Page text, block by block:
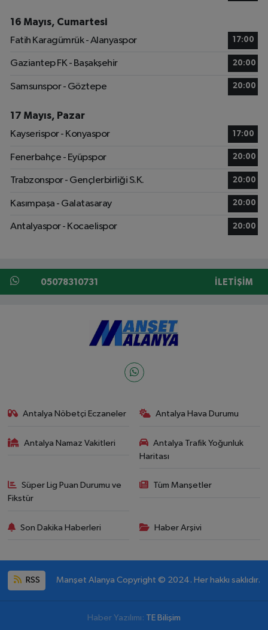
16 Mayıs, Cumartesi
Fatih Karagümrük - Alanyaspor
17:00
Gaziantep FK - Başakşehir 20:00
Samsunspor - Göztepe 20:00
17 Mayıs, Pazar
Kayserispor - Konyaspor
17:00
Fenerbahçe - Eyüpspor 20:00
Trabzonspor - Gençlerbirliği S.K. 20:00
Kasımpaşa - Galatasaray 20:00
Antalyaspor - Kocaelispor 20:00
05078310731 İLETIŞIM
Antalya Nöbetçi Eczaneler Antalya Hava Durumu
Antalya Namaz Vakitleri
Antalya Trafik Yoğunluk
Haritası
Süper Lig Puan Durumu ve
Fikstür
Tüm Manşetler
Son Dakika Haberleri Haber Arşivi
RSS Manşet Alanya Copyright © 2024. Her hakkı saklıdır.
Haber Yazılımı: TE Bilişim